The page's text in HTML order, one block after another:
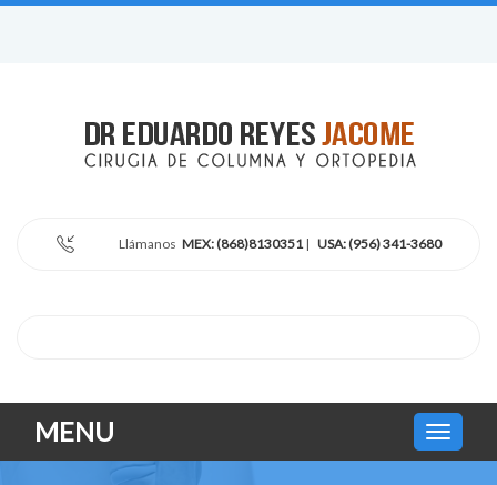
Llámanos MEX: (868)8130351| USA: (956) 341-3680
MENU